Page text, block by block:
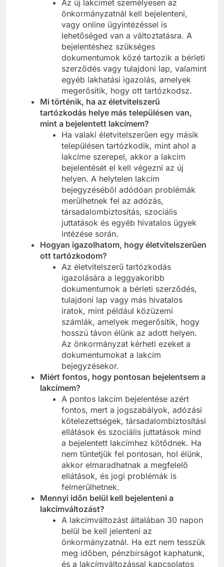
Az új lakcímet személyesen az
önkormányzatnál kell bejelenteni,
vagy online ügyintézéssel is
lehetőséged van a változtatásra. A
bejelentéshez szükséges
dokumentumok közé tartozik a bérleti
szerződés vagy tulajdoni lap, valamint
egyéb lakhatási igazolás, amelyek
megerősítik, hogy ott tartózkodsz.
Mi történik, ha az életvitelszerű
tartózkodás helye más településen van,
mint a bejelentett lakcímem?
Ha valaki életvitelszerűen egy másik
településen tartózkodik, mint ahol a
lakcíme szerepel, akkor a lakcím
bejelentését el kell végezni az új
helyen. A helytelen lakcím
bejegyzéséből adódóan problémák
merülhetnek fel az adózás,
társadalombiztosítás, szociális
juttatások és egyéb hivatalos ügyek
intézése során.
Hogyan igazolhatom, hogy életvitelszerűen
ott tartózkodom?
Az életvitelszerű tartózkodás
igazolására a leggyakoribb
dokumentumok a bérleti szerződés,
tulajdoni lap vagy más hivatalos
iratok, mint például közüzemi
számlák, amelyek megerősítik, hogy
hosszú távon élünk az adott helyen.
Az önkormányzat kérheti ezeket a
dokumentumokat a lakcím
bejegyzésekor.
Miért fontos, hogy pontosan bejelentsem a
lakcímem?
A pontos lakcím bejelentése azért
fontos, mert a jogszabályok, adózási
kötelezettségek, társadalombiztosítási
ellátások és szociális juttatások mind
a bejelentett lakcímhez kötődnek. Ha
nem tüntetjük fel pontosan, hol élünk,
akkor elmaradhatnak a megfelelő
ellátások, és jogi problémák is
felmerülhetnek.
Mennyi időn belül kell bejelenteni a
lakcímváltozást?
A lakcímváltozást általában 30 napon
belül be kell jelenteni az
önkormányzatnál. Ha ezt nem tesszük
meg időben, pénzbírságot kaphatunk,
és a lakcímváltozással kapcsolatos